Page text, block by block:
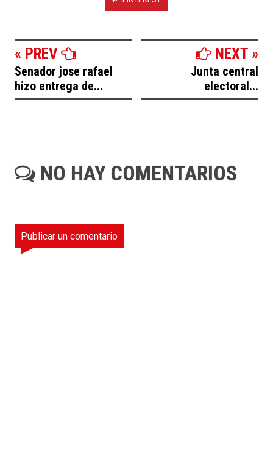
« PREV
Senador jose rafael
hizo entrega de...
NEXT »
Junta central
electoral...
NO HAY COMENTARIOS
Publicar un comentario